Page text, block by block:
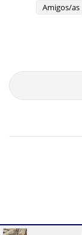
Amigos/as